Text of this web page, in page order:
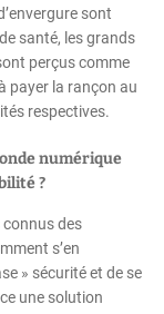
sont
santé, les grands
perçus comme
payer la rançon au
respectives.
numérique
?
connus des
s’en
» sécurité et de se
une solution